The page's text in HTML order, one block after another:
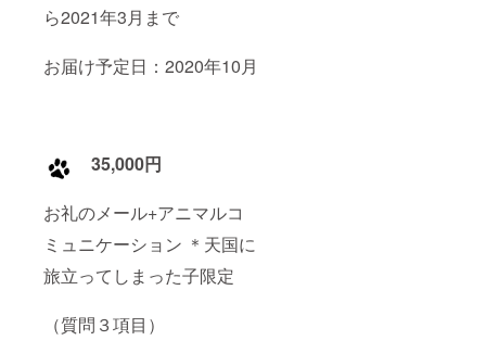
ら2021年3月まで
お届け予定日：2020年10月
35,000円
お礼のメール+アニマルコ
ミュニケーション ＊天国に
旅立ってしまった子限定
（質問３項目）